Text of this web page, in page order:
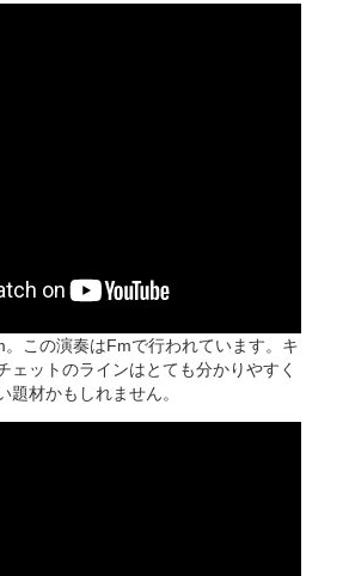
この演奏はFmで行われています。キ
ェットのラインはとても分かりやすく
題材かもしれません。